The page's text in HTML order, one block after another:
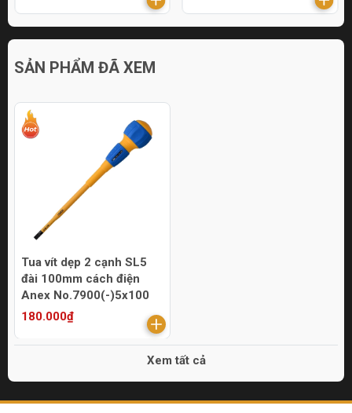
SẢN PHẨM ĐÃ XEM
Tua vít dẹp 2 cạnh SL5
đài 100mm cách điện
Anex No.7900(-)5x100
180.000₫
Xem tất cả